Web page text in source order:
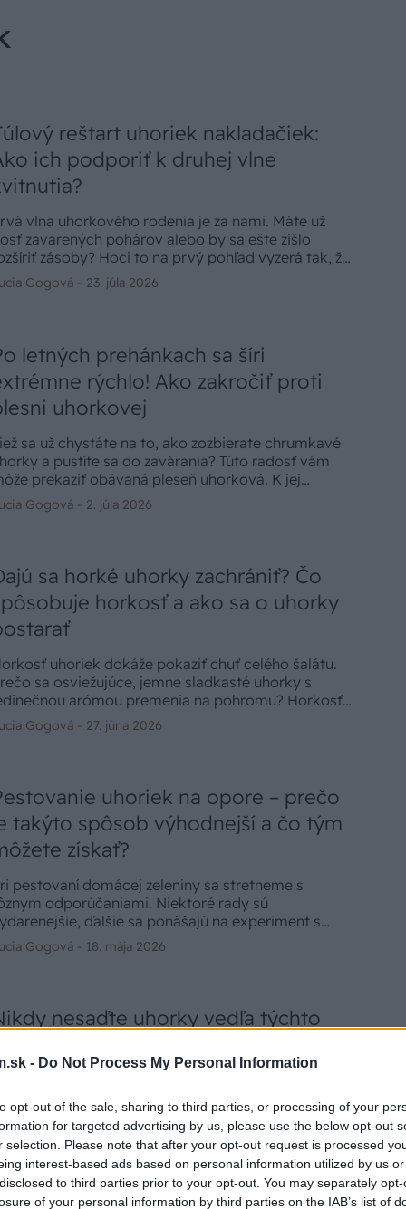
- Do Not Process My Personal Information
opt-out of the sale, sharing to third parties, or processing of your
for targeted advertising by us, please use the below opt-out
selection. Please note that after your opt-out request is processed
interest-based ads based on personal information utilized by us
to third parties prior to your opt-out. You may separately
of your personal information by third parties on the IAB’s list of
reštart uhoriek nakladačiek:
ich podporiť k druhej vlne
vlna uhorkového rodenia je za nami. Máte už
zavarených pohárov alebo by sa ešte zišlo
zásoby? Hoci to na prvý pohľad vyzerá tak, že
v záhrade strácajú dych, netreba zúfať. Ešte
stále je dostatok času na to, dopriať im kompletný
Gogová - 23. júla 2026
letných prehánkach sa šíri
rýchlo! Ako zakročiť proti
uhorkovej
sa už chystáte na to, ako zozbierate chrumkavé
a pustíte sa do zavárania? Túto radosť vám
prekaziť obávaná pleseň uhorková. K jej
šíreniu prispieva predovšetkým vyššia
v kombinácii s teplom. Takéto podmienky
pri nesprávnom polievaní. Ak chcete
veľkým škodám, zakročte proti plesni
čím skôr.
Gogová - 2. júla 2026
sa horké uhorky zachrániť? Čo
horkosť a ako sa o uhorky
uhoriek dokáže pokaziť chuť celého šalátu.
sa osviežujúce, jemne sladkasté uhorky s
arómou premenia na pohromu? Horkosť
iba ich prirodzenou obrannou reakciou na stres pri
preto sa pozrieme na to, ako sa postarať o to,
„vytiahnuť“.
Gogová - 27. júna 2026
uhoriek na opore – prečo
takýto spôsob výhodnejší a čo tým
získať?
pestovaní domácej zeleniny sa stretneme s
odporúčaniami. Niektoré rady sú
ďalšie sa ponášajú na experiment s
výsledkom. Pestovanie uhoriek na opore
patrí k tým osvedčeným, s ktorým sa spája
ku zmene.
Gogová - 18. mája 2026
nesaďte uhorky vedľa týchto
ktoré vás pripravia o úrodu
záhon je uzavretý ekosystém. Na malej
sa tu stretáva veľké množstvo rastlín, ktoré
sebou bojujú o svetlo, vodu a živiny. Ale to nie
všetko. Rastliny medzi sebou vedú chemickú vojnu.
vedľa uhoriek zasadíte nesprávneho suseda,
sa len horkých plodov, plesní alebo
Koreň -21. apríla 2026